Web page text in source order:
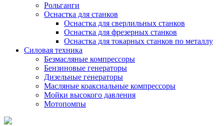
Рольганги
Оснастка для станков
Оснастка для сверлильных станков
Оснастка для фрезерных станков
Оснастка для токарных станков по металлу
Силовая техника
Безмасляные компрессоры
Бензиновые генераторы
Дизельные генераторы
Масляные коаксиальные компрессоры
Мойки высокого давления
Мотопомпы